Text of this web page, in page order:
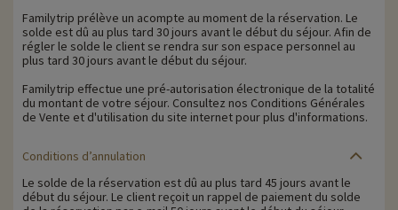
Familytrip prélève un acompte au moment de la réservation. Le
solde est dû au plus tard 30 jours avant le début du séjour. Afin de
régler le solde le client se rendra sur son espace personnel au
plus tard 30 jours avant le début du séjour.
Familytrip effectue une pré-autorisation électronique de la totalité
du montant de votre séjour. Consultez nos Conditions Générales
de Vente et d'utilisation du site internet pour plus d'informations.
Conditions d’annulation
Le solde de la réservation est dû au plus tard 45 jours avant le
début du séjour. Le client reçoit un rappel de paiement du solde